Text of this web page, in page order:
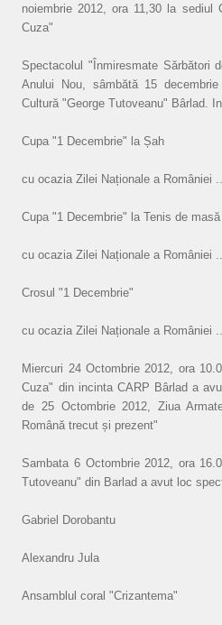
noiembrie 2012, ora 11,30 la sediul
Cuza"
Spectacolul "Înmiresmate Sărbători
Anului Nou, sâmbătă 15
Cultură "George Tutoveanu" Bârlad.
Cupa "1 Decembrie" la Șah
cu ocazia Zilei Naționale a României
Cupa "1 Decembrie" la Tenis de masă
cu ocazia Zilei Naționale a României
Crosul "1 Decembrie"
cu ocazia Zilei Naționale a României
Miercuri 24 Octombrie 2012, ora
Cuza" din incinta CARP Bârlad a
de 25 Octombrie 2012, Ziua
Română trecut și prezent"
Sambata 6 Octombrie 2012, ora
Tutoveanu" din Barlad a avut loc
Gabriel Dorobantu
Alexandru Jula
Ansamblul coral "Crizantema"